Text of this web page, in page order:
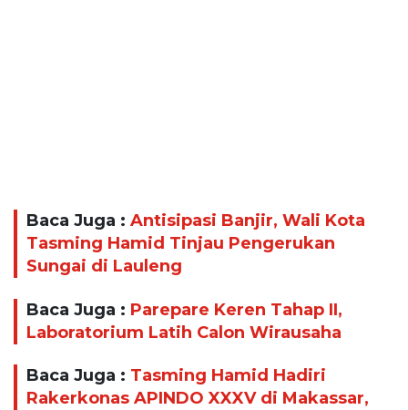
Baca Juga : Antisipasi Banjir, Wali Kota
Tasming Hamid Tinjau Pengerukan
Sungai di Lauleng
Baca Juga : Parepare Keren Tahap II,
Laboratorium Latih Calon Wirausaha
Baca Juga : Tasming Hamid Hadiri
Rakerkonas APINDO XXXV di Makassar,